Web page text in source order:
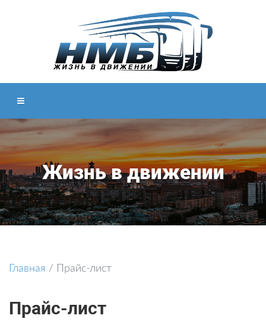
Жизнь в движении
Главная / Прайс-лист
Прайс-лист